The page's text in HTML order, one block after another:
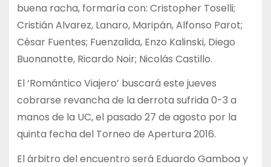
buena racha, formaría con: Cristopher Toselli;
Cristián Alvarez, Lanaro, Maripán, Alfonso Parot;
César Fuentes; Fuenzalida, Enzo Kalinski, Diego
Buonanotte, Ricardo Noir; Nicolás Castillo.
El ‘Romántico Viajero’ buscará este jueves
cobrarse revancha de la derrota sufrida 0-3 a
manos de la UC, el pasado 27 de agosto por la
quinta fecha del Torneo de Apertura 2016.
El árbitro del encuentro será Eduardo Gamboa y